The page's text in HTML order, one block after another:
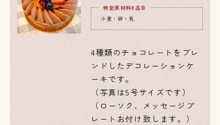
特定原材料8品目
小麦・卵・乳
4種類のチョコレートをブレ
ンドしたデコレーションケ
ーキです。
（写真は5号サイズです）
（ローソク、メッセージプ
レートお付け致します。）